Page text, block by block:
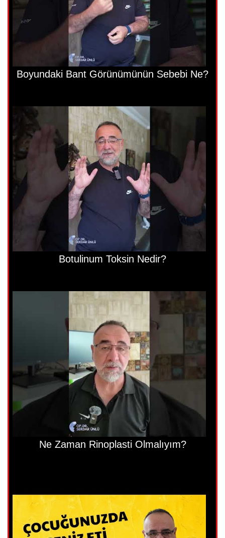
Boyundaki Bant Görünümünün Sebebi Ne?
Botulinum Toksin Nedir?
Ne Zaman Rinoplasti Olmalıyım?